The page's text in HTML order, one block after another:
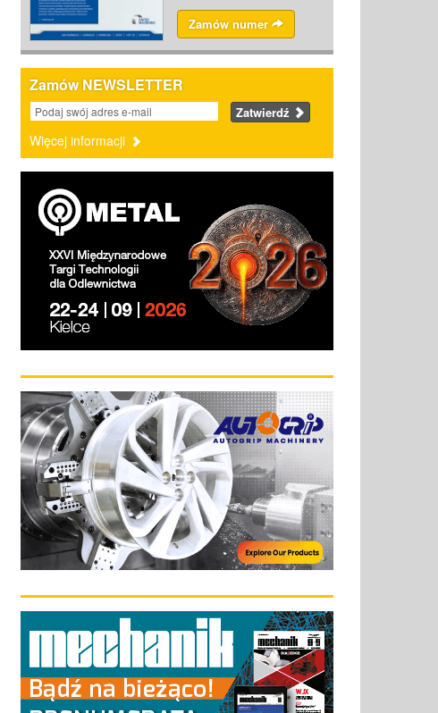
Zamów numer
Zamów NEWSLETTER
Zatwierdź
Więcej informacji